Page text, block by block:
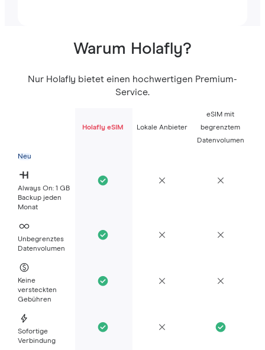
Warum Holafly?
Nur Holafly bietet einen hochwertigen Premium-
Service.
Holafly eSIM Lokale Anbieter
eSIM mit
begrenztem
Datenvolumen
Neu
Always On: 1 GB
Backup jeden
Monat
Unbegrenztes
Datenvolumen
Keine
versteckten
Gebühren
Sofortige
Verbindung